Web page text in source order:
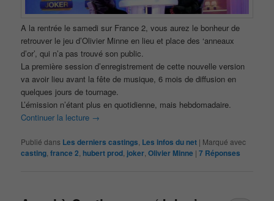
A la rentrée le samedi sur France 2, vous aurez le bonheur de
retrouver le jeu d’Olivier Minne en lieu et place des ‘anneaux
d’or’, qui n’a pas trouvé son public.
La première session d’enregistrement de cette nouvelle version
va avoir lieu avant la fête de musique, 6 mois de diffusion en
quelques jours de tournage.
L’émission n’étant plus en quotidienne, mais hebdomadaire.
Continuer la lecture →
Publié dans Les derniers castings Les infos du net | Marqué avec
casting ,france 2 hubert prod joker ,Olivier Minne |7 Réponses